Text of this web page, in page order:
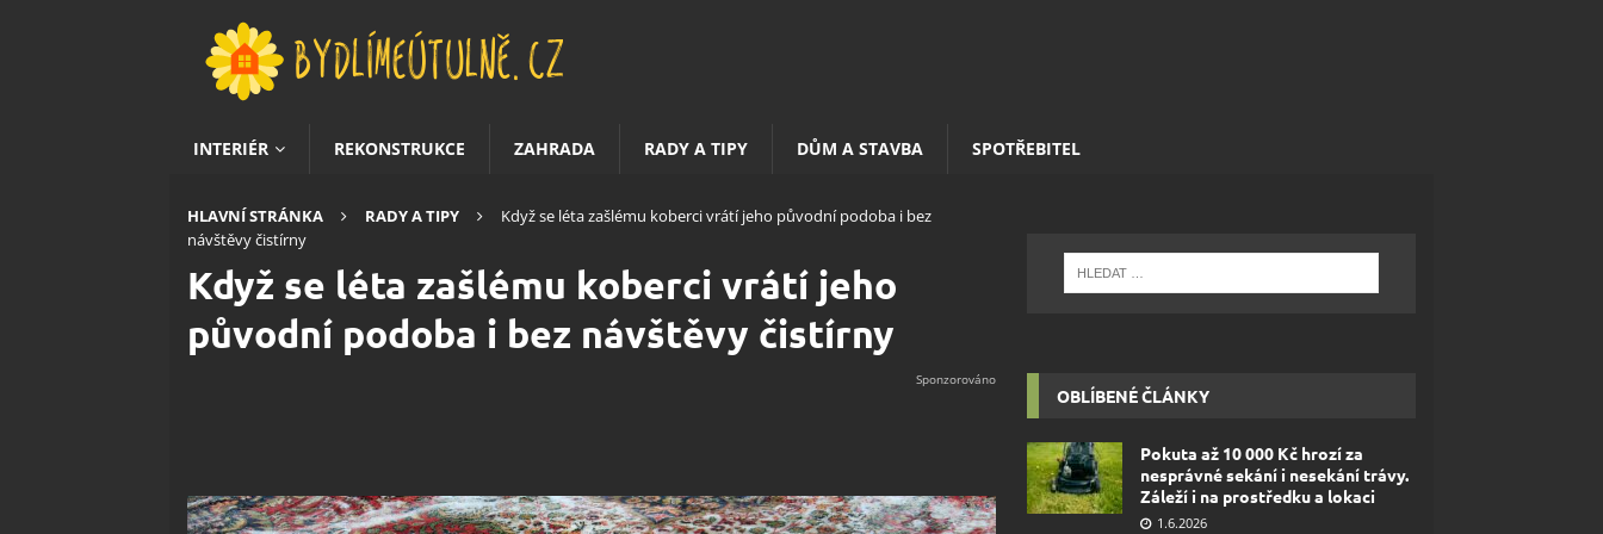
INTERIÉR REKONSTRUKCE ZAHRADA RADY A TIPY DŮM A STAVBA SPOTŘEBITEL
HLAVNÍ STRÁNKA RADY A TIPY
Když se léta zašlému koberci vrátí jeho původní podoba i bez
návštěvy čistírny
Když se léta zašlému koberci vrátí jeho
původní podoba i bez návštěvy čistírny
OBLÍBENÉ ČLÁNKY
Pokuta až 10 000 Kč hrozí za
nesprávné sekání i nesekání trávy.
Záleží i na prostředku a lokaci
1.6.2026